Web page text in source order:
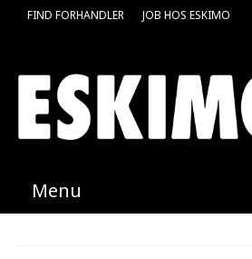
FIND FORHANDLER JOB HOS ESKIMO
Menu